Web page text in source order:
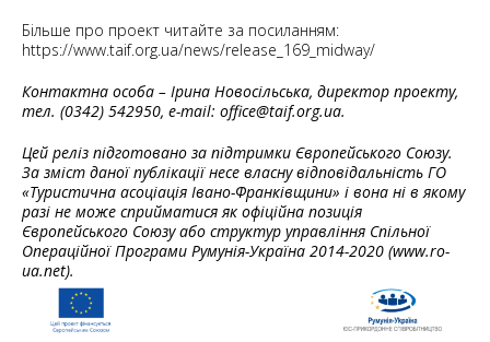
Більше про проект читайте за посиланням:
https://www.taif.org.ua/news/release_169_midway/
Контактна особа – Ірина Новосільська, директор проекту,
тел. (0342) 542950, e-mail: office@taif.org.ua.
Цей реліз підготовано за підтримки Європейського Союзу.
За зміст даної публікації несе власну відповідальність ГО
«Туристична асоціація Івано-Франківщини» і вона ні в якому
разі не може сприйматися як офіційна позиція
Європейського Союзу або структур управління Спільної
Операційної Програми Румунія-Україна 2014-2020 (www.ro-
ua.net).